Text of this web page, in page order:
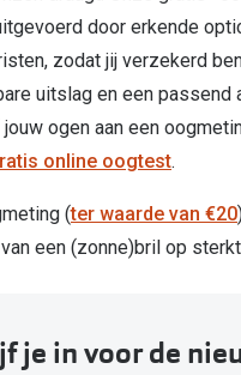
door erkende
zodat jij verzekerd
uitslag en een passend
ogen aan een
online oogtest.
(ter waarde van €20
een (zonne)bril op
je in voor de